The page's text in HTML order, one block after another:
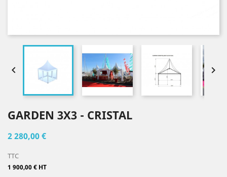
 
GARDEN 3X3 - CRISTAL
2 280,00 €
TTC
1 900,00 € HT